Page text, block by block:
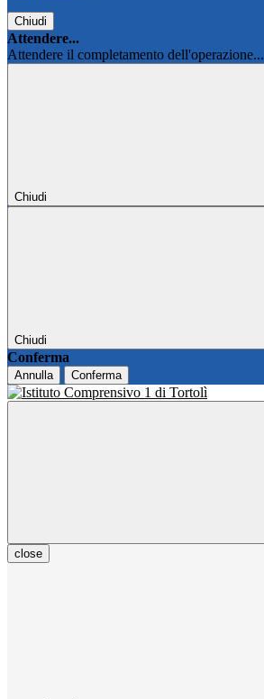
Chiudi
Attendere...
Attendere il completamento dell'operazione...
Chiudi
Chiudi
Conferma
Annulla Conferma
close